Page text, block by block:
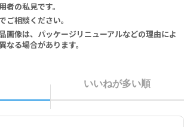
ステロイド性消炎鎮痛剤等により誘発される喘息
歴のある方
者の私見です。
ご相談ください。
画像は、パッケージリニューアルなどの理由によ
なる場合があります。
いいねが多い順